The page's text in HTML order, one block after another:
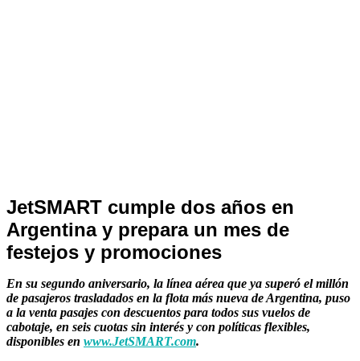
Noticias
de
Turismo
JetSMART cumple dos años en
Argentina y prepara un mes de
festejos y promociones
En su segundo aniversario, la línea aérea que ya superó el millón
de pasajeros trasladados en la flota más nueva de Argentina, puso
a la venta pasajes con descuentos para todos sus vuelos de
cabotaje, en seis cuotas sin interés y con políticas flexibles,
disponibles en www.JetSMART.com.